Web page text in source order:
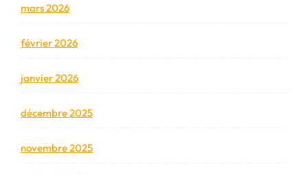
mars 2026
février 2026
janvier 2026
décembre 2025
novembre 2025